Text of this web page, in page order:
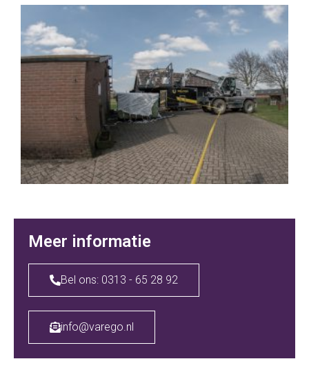
Meer informatie
Bel ons: 0313 - 65 28 92
info@varego.nl